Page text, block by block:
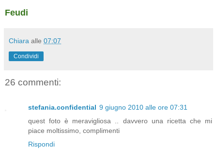
Feudi
Chiara alle 07:07
Condividi
26 commenti:
stefania.confidential 9 giugno 2010 alle ore 07:31
quest foto è meravigliosa .. davvero una ricetta che mi
piace moltissimo, complimenti
Rispondi